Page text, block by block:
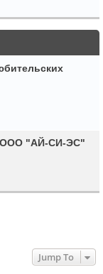
ООО "АЙ-СИ-ЭС"
Jump To